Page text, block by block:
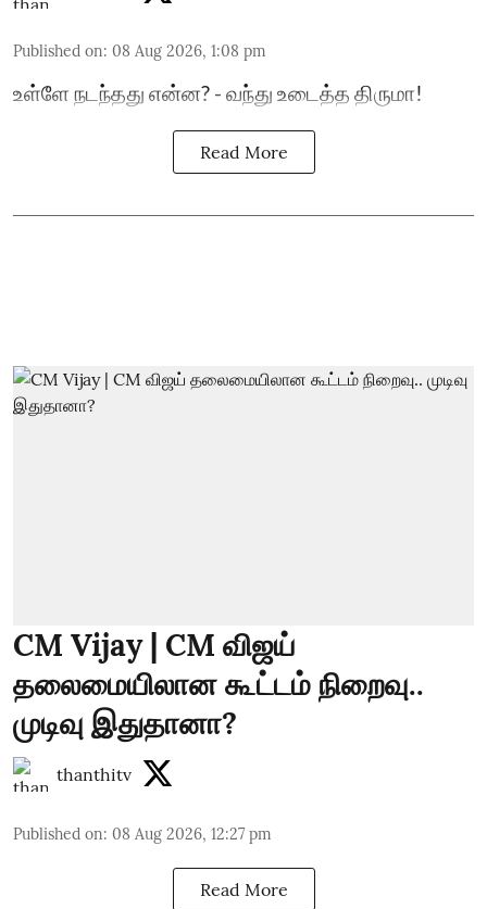
Published on: 08 Aug 2026, 1:08 pm
உள்ளே நடந்தது என்ன? - வந்து உடைத்த திருமா!
Read More
CM Vijay | CM விஜய்
தலைமையிலான கூட்டம் நிறைவு..
முடிவு இதுதானா?
thanthitv
Published on: 08 Aug 2026, 12:27 pm
Read More